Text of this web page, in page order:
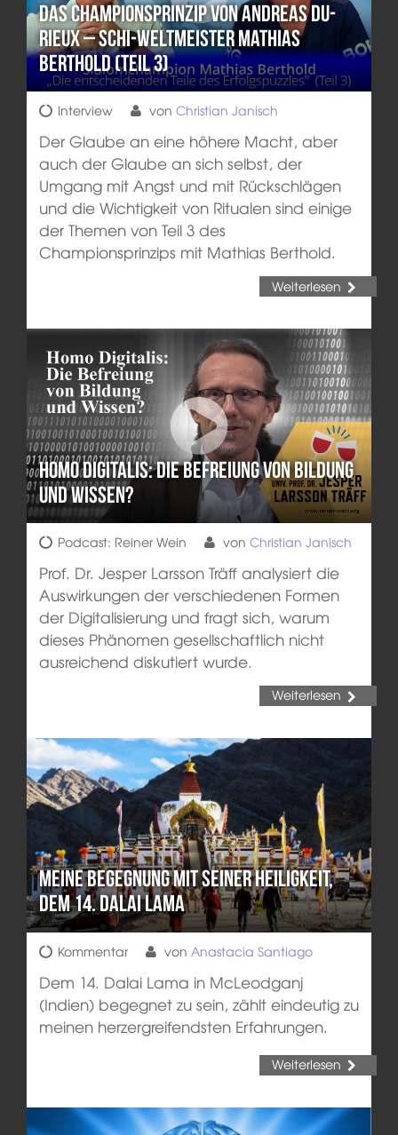
Das Championsprinzip von Andreas Du-
Rieux – Schi-Weltmeister Mathias
Berthold (Teil 3)
Interview von Christian Janisch
Der Glaube an eine höhere Macht, aber
auch der Glaube an sich selbst, der
Umgang mit Angst und mit Rückschlägen
und die Wichtigkeit von Ritualen sind einige
der Themen von Teil 3 des
Championsprinzips mit Mathias Berthold.
Weiterlesen
Homo Digitalis: Die Befreiung von Bildung
und Wissen?
Podcast: Reiner Wein von Christian Janisch
Prof. Dr. Jesper Larsson Träff analysiert die
Auswirkungen der verschiedenen Formen
der Digitalisierung und fragt sich, warum
dieses Phänomen gesellschaftlich nicht
ausreichend diskutiert wurde.
Weiterlesen
Meine Begegnung mit Seiner Heiligkeit,
dem 14. Dalai Lama
Kommentar von Anastacia Santiago
Dem 14. Dalai Lama in McLeodganj
(Indien) begegnet zu sein, zählt eindeutig zu
meinen herzergreifendsten Erfahrungen.
Weiterlesen